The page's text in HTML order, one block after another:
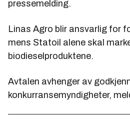
pressemelding.
Linas Agro blir ansvarlig for
mens Statoil alene skal
biodieselproduktene.
Avtalen avhenger av
konkurransemyndigheter,